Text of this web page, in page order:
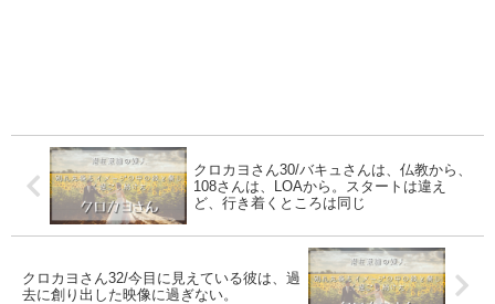
クロカヨさん30/バキュさんは、仏教から、
108さんは、LOAから。スタートは違え
ど、行き着くところは同じ
クロカヨさん32/今目に見えている彼は、過
去に創り出した映像に過ぎない。